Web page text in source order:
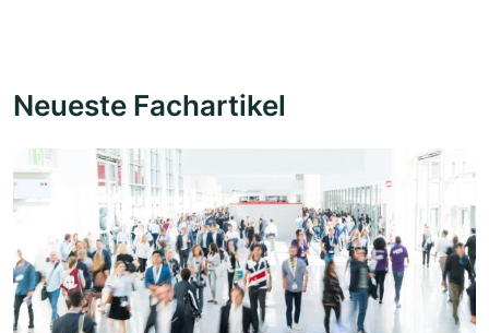
Neueste Fachartikel